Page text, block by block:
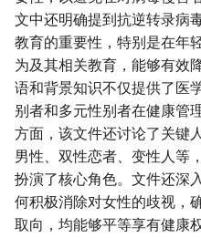
文中还明确提到抗逆转录病
教育的重要性，特别是在年
为及其相关教育，能够有效
语和背景知识不仅提供了医
别者和多元性别者在健康管
方面，该文件还讨论了关键
男性、双性恋者、变性人等
扮演了核心角色。文件还深
何积极消除对女性的歧视，
取向，均能够平等享有健康